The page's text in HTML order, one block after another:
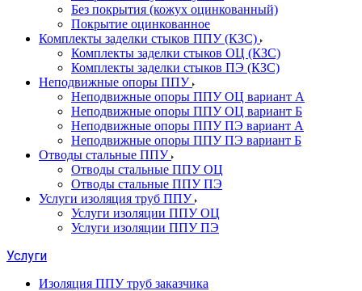
Без покрытия (кожух оцинкованный)
Покрытие оцинкованное
Комплекты заделки стыков ППУ (КЗС)
Комплекты заделки стыков ОЦ (КЗС)
Комплекты заделки стыков ПЭ (КЗС)
Неподвижные опоры ППУ
Неподвижные опоры ППУ ОЦ вариант А
Неподвижные опоры ППУ ОЦ вариант Б
Неподвижные опоры ППУ ПЭ вариант А
Неподвижные опоры ППУ ПЭ вариант Б
Отводы стальные ППУ
Отводы стальные ППУ ОЦ
Отводы стальные ППУ ПЭ
Услуги изоляция труб ППУ
Услуги изоляции ППУ ОЦ
Услуги изоляции ППУ ПЭ
Услуги
Изоляция ППУ труб заказчика